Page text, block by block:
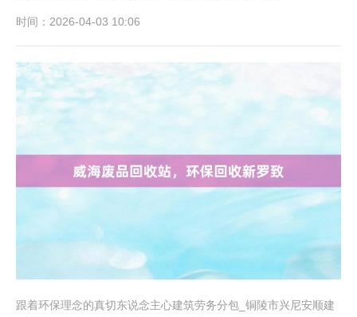
时间：2026-04-03 10:06
跟着环保理念的真切东说念主心建筑劳务分包_铜陵市兴尼安顺建